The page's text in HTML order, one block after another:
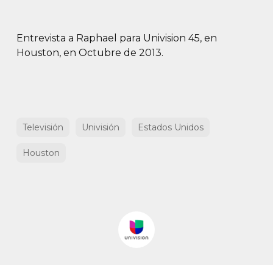
Entrevista a Raphael para Univision 45, en
Houston, en Octubre de 2013.
Televisión Univisión Estados Unidos
Houston